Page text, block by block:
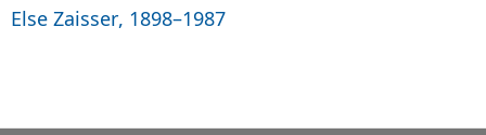
Else Zaisser, 1898–1987